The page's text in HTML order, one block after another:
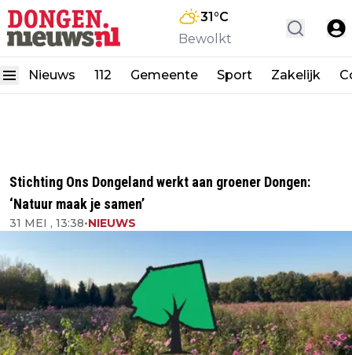
31°C
Bewolkt
Nieuws 112 Gemeente Sport Zakelijk
Stichting Ons Dongeland werkt aan groener Dongen:
‘Natuur maak je samen’
31 MEI , 13:38•NIEUWS